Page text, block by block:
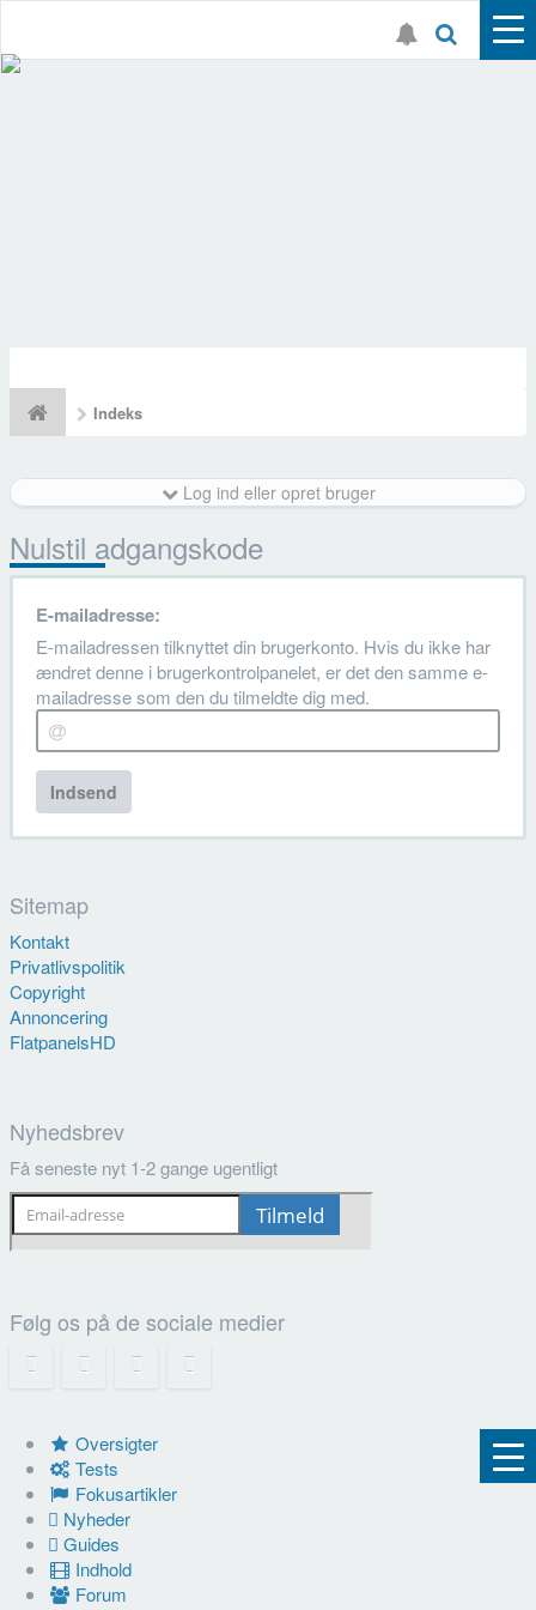
Indeks
Log ind eller opret bruger
Nulstil adgangskode
E-mailadresse:
E-mailadressen tilknyttet din brugerkonto. Hvis du ikke har
ændret denne i brugerkontrolpanelet, er det den samme e-
mailadresse som den du tilmeldte dig med.
Indsend
Sitemap
Kontakt
Privatlivspolitik
Copyright
Annoncering
FlatpanelsHD
Nyhedsbrev
Få seneste nyt 1-2 gange ugentligt
Følg os på de sociale medier
Oversigter
Tests
Fokusartikler
Nyheder
Guides
Indhold
Forum